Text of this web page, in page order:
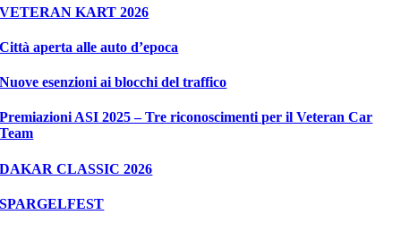
VETERAN KART 2026
Città aperta alle auto d’epoca
Nuove esenzioni ai blocchi del traffico
Premiazioni ASI 2025 – Tre riconoscimenti per il Veteran Car
Team
DAKAR CLASSIC 2026
SPARGELFEST